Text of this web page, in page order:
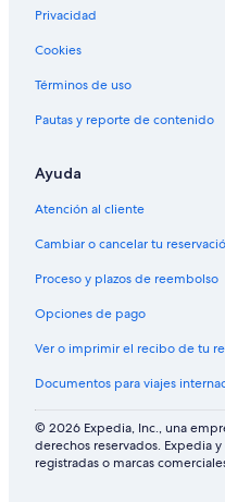
Privacidad
Cookies
Términos de uso
Pautas y reporte de contenido
Ayuda
Atención al cliente
Cambiar o cancelar tu
Proceso y plazos de reembolso
Opciones de pago
Ver o imprimir el recibo de tu
Documentos para viajes
© 2026 Expedia, Inc., una
derechos reservados. Expedia
registradas o marcas